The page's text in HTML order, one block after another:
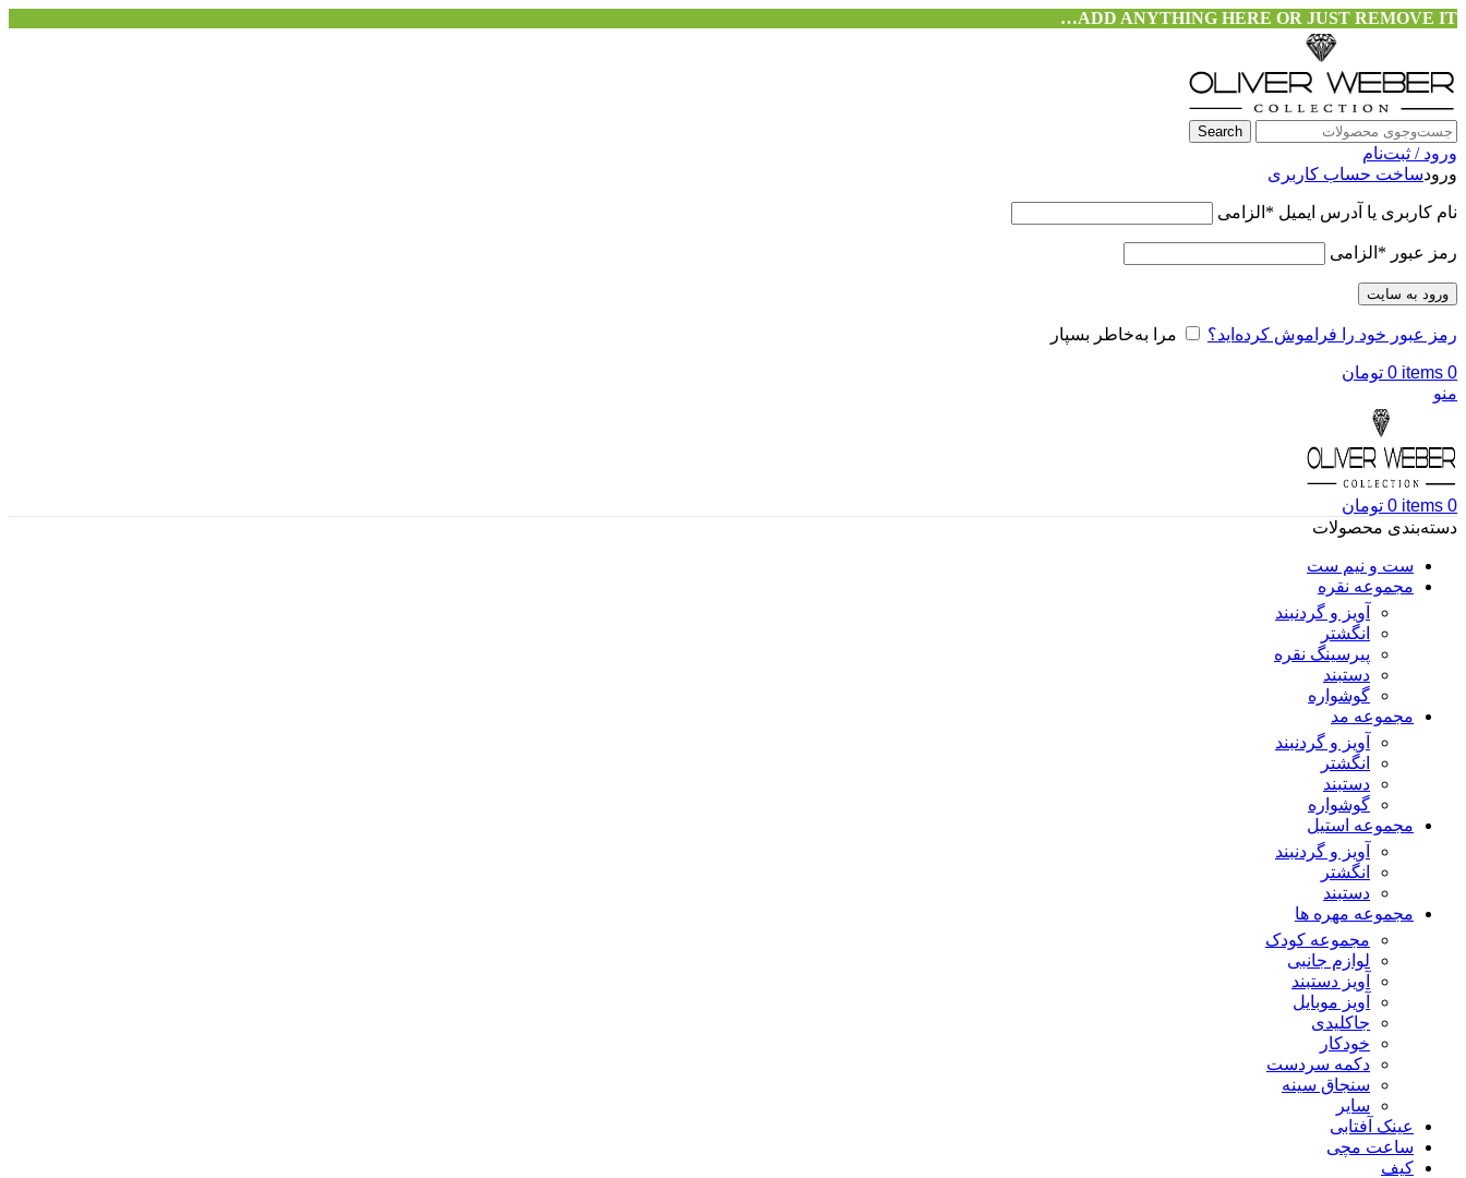
ADD ANYTHING HERE OR JUST REMOVE IT…
Search
ورود / ثبت‌نام
ورودساخت حساب کاربری
نام کاربری یا آدرس ایمیل * الزامی
رمز عبور * الزامی
ورود به سایت
رمز عبور خود را فراموش کرده‌اید؟ مرا به‌خاطر بسپار
0
items
0 تومان
منو
0
items
0 تومان
دسته‌بندی محصولات
ست و نیم ست
مجموعه نقره
آویز و گردنبند
انگشتر
پیرسینگ نقره
دستبند
گوشواره
مجموعه مد
آویز و گردنبند
انگشتر
دستبند
گوشواره
مجموعه استیل
آویز و گردنبند
انگشتر
دستبند
مجموعه مهره ها
مجموعه کودک
لوازم جانبی
آویز دستبند
آویز موبایل
جاکلیدی
خودکار
دکمه سردست
سنجاق سینه
سایر
عینک آفتابی
ساعت مچی
کیف